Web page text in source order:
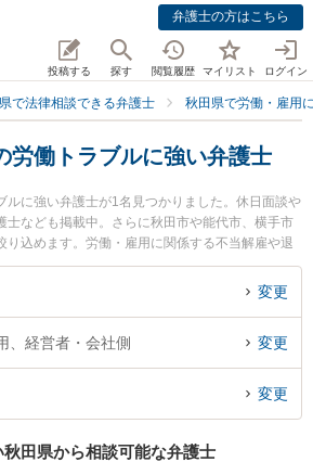
弁護士の方はこちら
投稿する 探す 閲覧履歴 マイリスト ログイン
で法律相談できる弁護士 秋田県で労働・雇用
労働トラブルに強い弁護士
ルに強い弁護士が1名見つかりました。休日面談や
士なども掲載中。さらに秋田市や能代市、横手市
り込めます。労働・雇用に関係する不当解雇や退
分野での絞り込み検索もでき便利です。特に田中
のプロフィール情報や弁護士費用、強みなどが注
を検索したい』『初回相談無料で会社側の労働ト
県内の弁護士に相談予約したい』などでお困りの
変更
、経営者・会社側 変更
変更
田県から相談可能な弁護士